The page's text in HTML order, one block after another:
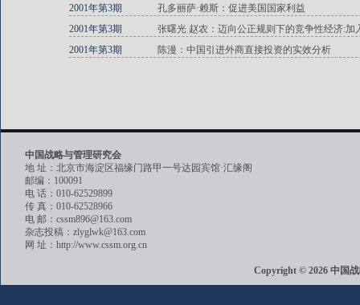
2001年第3期
孔多丽萨·赖斯：促进美国国家利益
2001年第3期
张曙光 赵农：迈向公正规则下的竞争性经济:加
2001年第3期
陈漫：中国引进外商直接投资的实效分析
中国战略与管理研究会
地 址：北京市海淀区福缘门路甲一号达园宾馆·汇缘阁
邮编：100091
电 话：010-62529899
传 真：010-62528966
电 邮：cssm896@163.com
杂志投稿：zlyglwk@163.com
网 址：http://www.cssm.org.cn
Copyright © 2026 中国